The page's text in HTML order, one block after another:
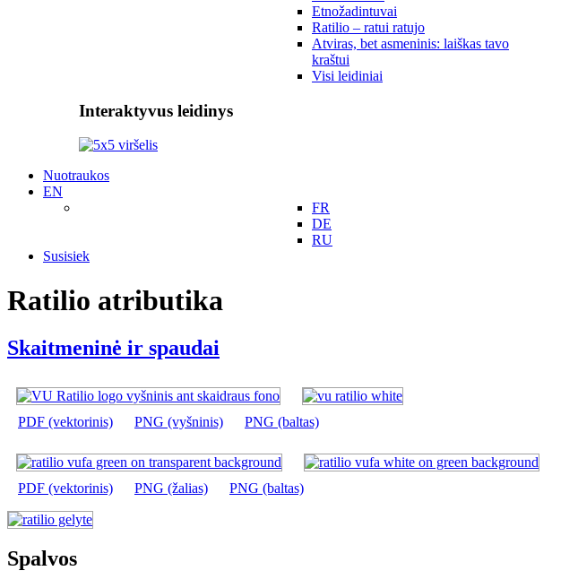
Etnožadintuvai
Ratilio – ratui ratujo
Atviras, bet asmeninis: laiškas tavo
kraštui
Visi leidiniai
Interaktyvus leidinys
Nuotraukos
EN
FR
DE
RU
Susisiek
Ratilio atributika
Skaitmeninė ir spaudai
PDF (vektorinis) PNG (vyšninis) PNG (baltas)
PDF (vektorinis) PNG (žalias) PNG (baltas)
Spalvos